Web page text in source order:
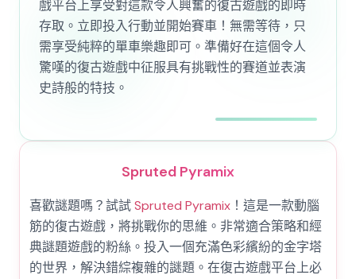
戲平台上享受對這款令人興奮的復古遊戲的即時
存取。立即投入行動並開始賽車！無需等待，只
需享受純粹的單車樂趣即可。準備好在這個令人
驚嘆的復古遊戲中征服具有挑戰性的賽道並表演
史詩般的特技。
Spruted Pyramix
喜歡謎題嗎？試試Spruted Pyramix ！這是一款動腦
筋的復古遊戲，將挑戰你的思維。非常適合策略和經
典謎題遊戲的粉絲。投入一個充滿色彩繽紛的金字塔
的世界，解決錯綜複雜的謎題。在復古遊戲平台上必